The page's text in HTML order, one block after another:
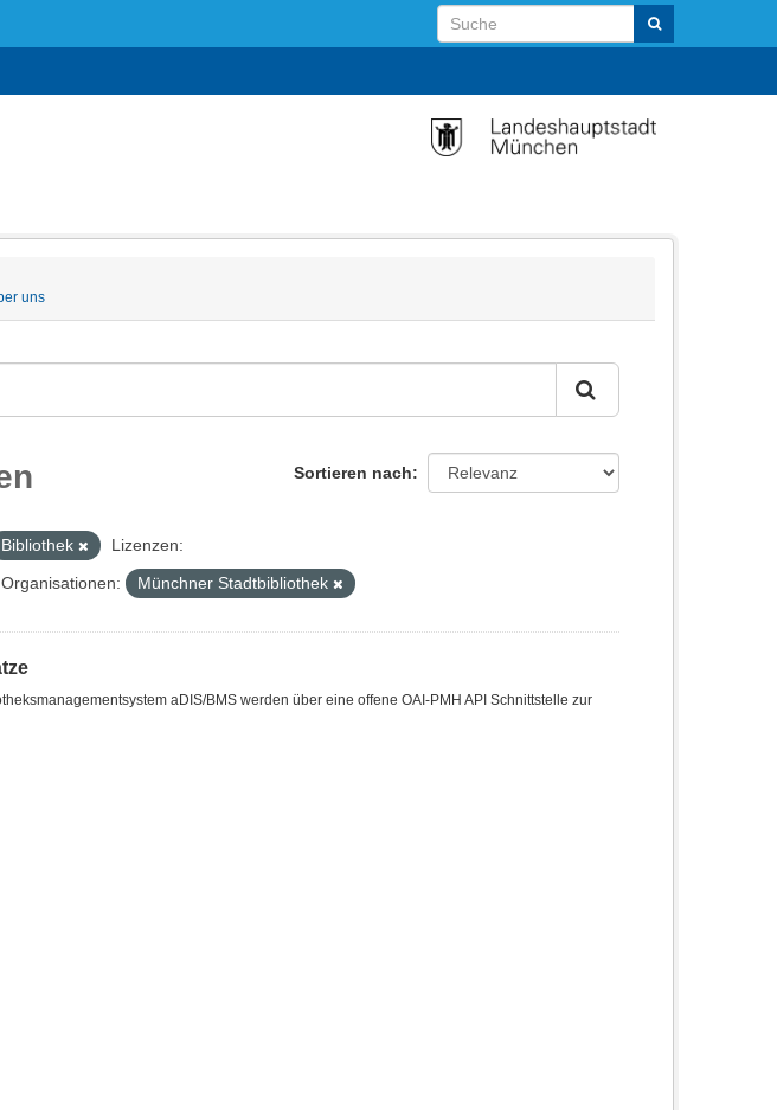
uns
Sortieren nach
Bibliothek
Lizenzen:
Organisationen: Münchner Stadtbibliothek
aDIS/BMS werden über eine offene OAI-PMH API Schnittstelle zur